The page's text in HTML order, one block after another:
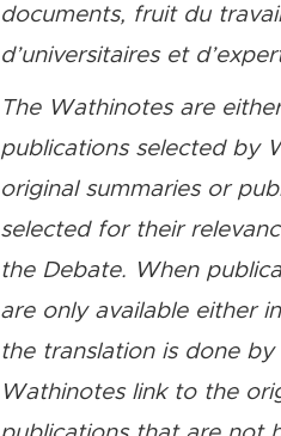
documents, fruit du
d’universitaires et
The Wathinotes are
publications selected by
original summaries or
selected for their
the Debate. When
are only available either
the translation is done by
Wathinotes link to the